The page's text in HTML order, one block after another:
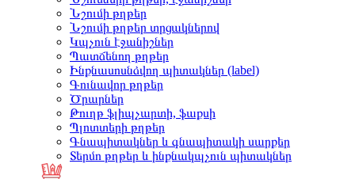
Նշումի թղթեր
Նշումի թղթեր տրցակներով
Կպչուն էջանիշներ
Պատճենող թղթեր
Ինքնասոսնձվող պիտակներ (label)
Գունավոր թղթեր
Ծրարներ
Թուղթ ֆլիպչարտի, ֆաքսի
Պլոտտերի թղթեր
Գնապիտակներ և գնապիտակի սարքեր
Տերմո թղթեր և ինքնակպչուն պիտակներ